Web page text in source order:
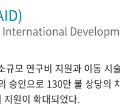
International
모 연구비 지원과 이동 시
승인으로 130만 불 상당의
원이 확대되었다.